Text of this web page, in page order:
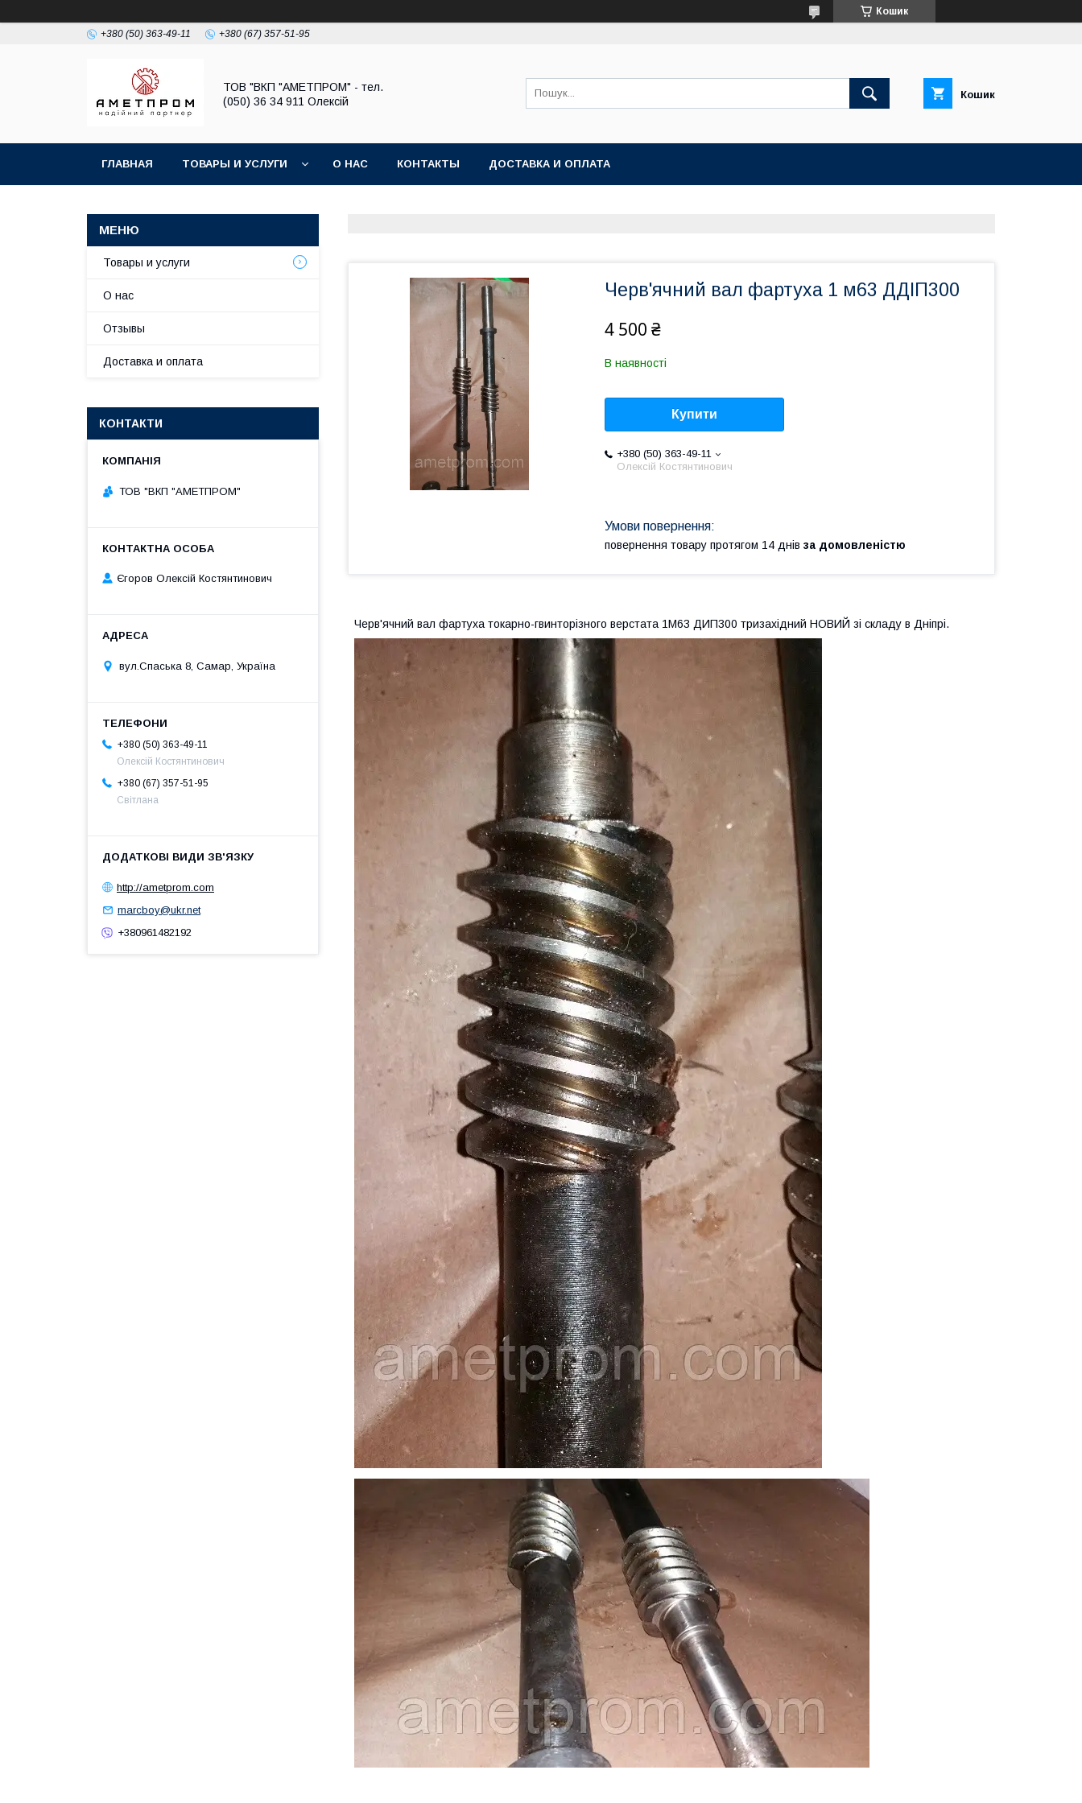
Кошик
+380 (50) 363-49-11 +380 (67) 357-51-95
ТОВ "ВКП "АМЕТПРОМ" - тел.
(050) 36 34 911 Олексій
Кошик
ГЛАВНАЯ ТОВАРЫ И УСЛУГИ О НАС КОНТАКТЫ ДОСТАВКА И ОПЛАТА
Черв'ячний вал фартуха 1 м63 ДДІП300
4 500 ₴
В наявності
Купити
+380 (50) 363-49-11
Олексій Костянтинович
повернення товару протягом 14 днів за домовленістю
Черв'ячний вал фартуха токарно-гвинторізного верстата 1М63 ДИП300 тризахідний НОВИЙ зі складу в Дніпрі.
Товары и услуги
О нас
Отзывы
Доставка и оплата
КОНТАКТИ
ТОВ "ВКП "АМЕТПРОМ"
Єгоров Олексій Костянтинович
вул.Спаська 8, Самар, Україна
+380 (50) 363-49-11
Олексій Костянтинович
+380 (67) 357-51-95
Світлана
http://ametprom.com
marcboy@ukr.net
+380961482192